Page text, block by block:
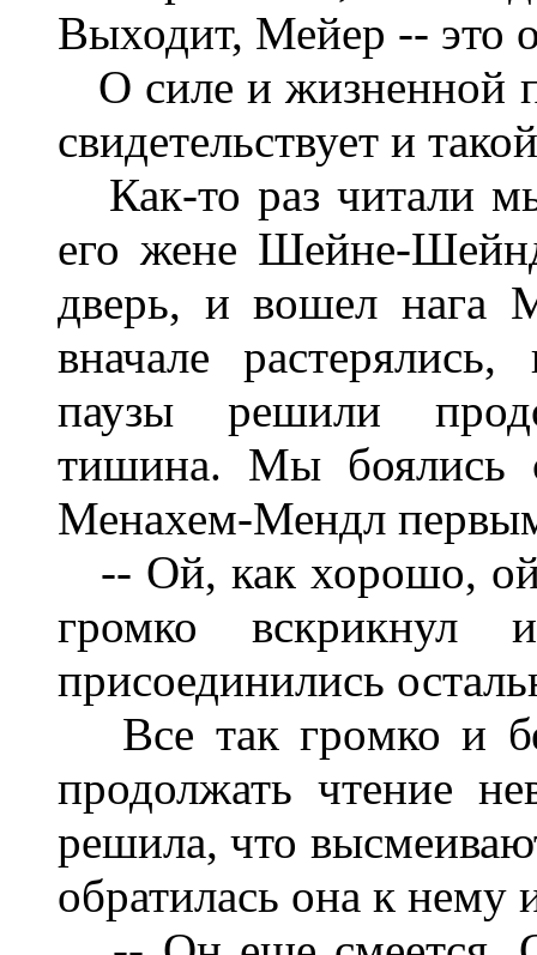
Выходит, Мейер -- это
О силе и жизненной
свидетельствует и
Как-то раз читали
его жене Шейне-
дверь, и вошел нага
вначале
паузы решили
тишина. Мы боялись
Менахем-Мендл
-- Ой, как хорошо,
громко
присоединились
Все так громко и
продолжать чтение
решила, что
обратилась она к нему